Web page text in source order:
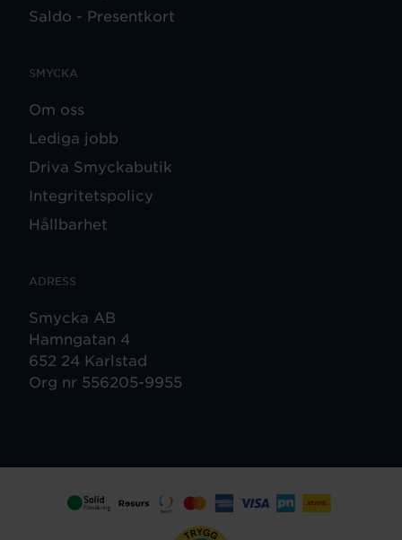
Saldo - Presentkort
SMYCKA
Om oss
Lediga jobb
Driva Smyckabutik
Integritetspolicy
Hållbarhet
ADRESS
Smycka AB
Hamngatan 4
652 24 Karlstad
Org nr 556205-9955